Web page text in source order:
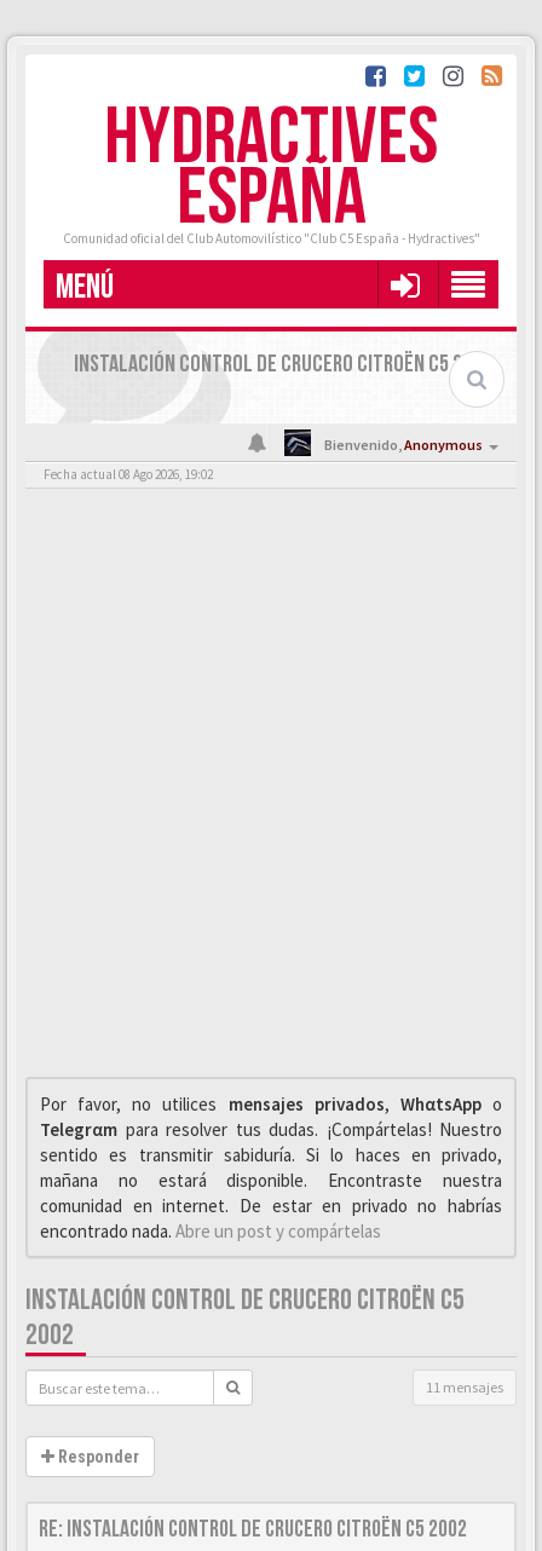
HYDRACTIVES
ESPAÑA
Comunidad oficial del Club Automovilístico "Club C5 España - Hydractives"
MENÚ
INSTALACIÓN CONTROL DE CRUCERO CITROËN C5 2002
Bienvenido,Anonymous
Fecha actual 08 Ago 2026, 19:02
Por favor, no utilices mensajes privados, WhαtsAppo
Telegrαm para resolver tus dudas. ¡Compártelas! Nuestro
sentido es transmitir sabiduría. Si lo haces en privado,
mañana no estará disponible. Encontraste nuestra
comunidad en internet. De estar en privado no habrías
encontrado nada. Abre un post y compártelas
INSTALACIÓN CONTROL DE CRUCERO CITROËN C5
2002
11 mensajes
Responder
Re: Instalación control de crucero Citroën C5 2002